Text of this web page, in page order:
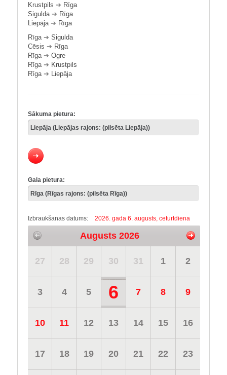
Krustpils ➔ Rīga
Sigulda➔ Rīga
Liepāja➔ Rīga
Rīga➔ Sigulda
Cēsis ➔ Rīga
Rīga➔ Ogre
Rīga➔ Krustpils
Rīga➔ Liepāja
Sākuma pietura:
Gala pietura:
Izbraukšanas datums: 2026. gada 6. augusts, ceturtdiena
Augusts 2026
27 28 29 30 31 1 2
3 4 5 6 7 8 9
10 11 12 13 14 15 16
17 18 19 20 21 22 23